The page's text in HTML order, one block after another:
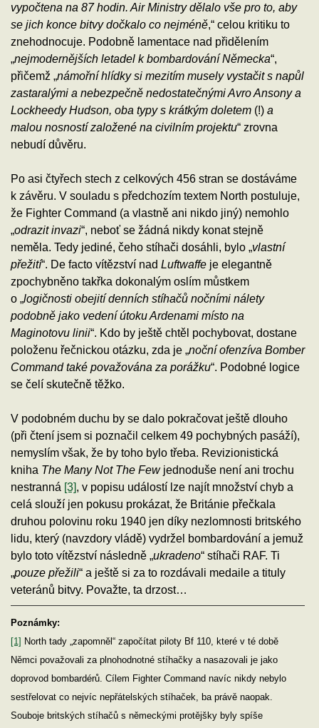
vypočtena na 87 hodin. Air Ministry dělalo vše pro to, aby
se jich konce bitvy dočkalo co nejméně,“ celou kritiku to
znehodnocuje. Podobně lamentace nad přidělením
„nejmodernějších letadel k bombardování Německa“,
přičemž „námořní hlídky si mezitím musely vystačit s napůl
zastaralými a nebezpečně nedostatečnými Avro Ansony a
Lockheedy Hudson, oba typy s krátkým doletem (!) a
malou nosností založené na civilním projektu“ zrovna
nebudí důvěru.
Po asi čtyřech stech z celkových 456 stran se dostáváme
k závěru. V souladu s předchozím textem North postuluje,
že Fighter Command (a vlastně ani nikdo jiný) nemohlo
„odrazit invazi“, neboť se žádná nikdy konat stejně
neměla. Tedy jediné, čeho stíhači dosáhli, bylo „vlastní
přežití“. De facto vítězství nad Luftwaffe je elegantně
zpochybněno takřka dokonalým oslím můstkem
o „logičnosti obejití denních stíhačů nočními nálety
podobně jako vedení útoku Ardenami místo na
Maginotovu linii“. Kdo by ještě chtěl pochybovat, dostane
položenu řečnickou otázku, zda je „noční ofenzíva Bomber
Command také považována za porážku“. Podobné logice
se čelí skutečně těžko.
V podobném duchu by se dalo pokračovat ještě dlouho
(při čtení jsem si poznačil celkem 49 pochybných pasáží),
nemyslím však, že by toho bylo třeba. Revizionistická
kniha The Many Not The Fewjednoduše není ani trochu
nestranná [3], v popisu událostí lze najít množství chyb a
celá slouží jen pokusu prokázat, že Británie přečkala
druhou polovinu roku 1940 jen díky nezlomnosti britského
lidu, který (navzdory vládě) vydržel bombardování a jemuž
bylo toto vítězství následně „ukradeno“ stíhači RAF. Ti
„pouze přežili“ a ještě si za to rozdávali medaile a tituly
veteránů bitvy. Považte, ta drzost…
Poznámky:
[1] North tady „zapomněl“ započítat piloty Bf 110, které v té době
Němci považovali za plnohodnotné stíhačky a nasazovali je jako
doprovod bombardérů. Cílem Fighter Command navíc nikdy nebylo
sestřelovat co nejvíc nepřátelských stíhaček, ba právě naopak.
Souboje britských stíhačů s německými protějšky byly spíše